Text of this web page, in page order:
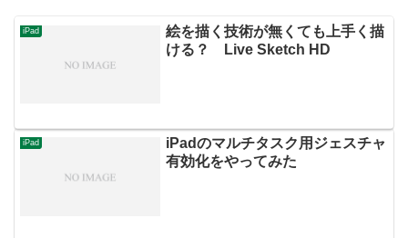
iPad
絵を描く技術が無くても上手く描
ける？ Live Sketch HD
iPad
iPadのマルチタスク用ジェスチャ
有効化をやってみた